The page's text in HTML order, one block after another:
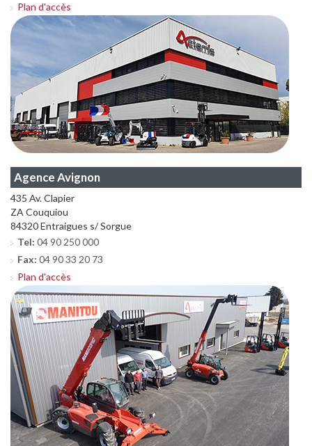
Plan d'accès
Agence Avignon
435 Av. Clapier
ZA Couquiou
84320 Entraigues s/ Sorgue
Tel: 04 90 250 000
Fax: 04 90 33 20 73
Plan d'accès